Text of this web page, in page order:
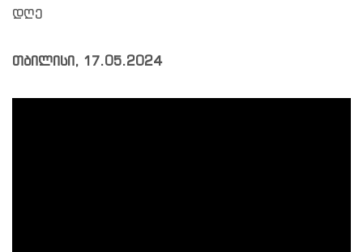
დღე
თბილისი, 17.05.2024